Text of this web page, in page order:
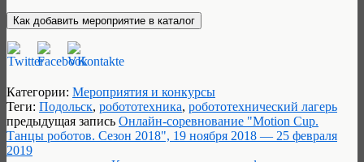
Категории: Мероприятия и конкурсы
Теги: Подольск, робототехника, робототехнический лагерь
предыдущая запись Онлайн-соревнование "Motion Cup.
Танцы роботов. Сезон 2018", 19 ноября 2018 — 25 февраля
2019